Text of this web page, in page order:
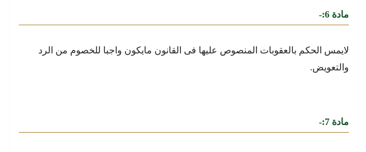
مادة 6:-
لايمس الحكم بالعقوبات المنصوص عليها فى القانون مايكون واجبا للخصوم من الرد
والتعويض.
مادة 7:-